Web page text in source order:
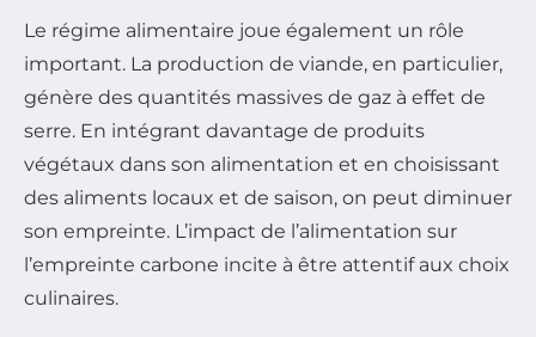
Le régime alimentaire joue également un rôle
important. La production de viande, en particulier,
génère des quantités massives de gaz à effet de
serre. En intégrant davantage de produits
végétaux dans son alimentation et en choisissant
des aliments locaux et de saison, on peut diminuer
son empreinte. L’impact de l’alimentation sur
l’empreinte carbone incite à être attentif aux choix
culinaires.